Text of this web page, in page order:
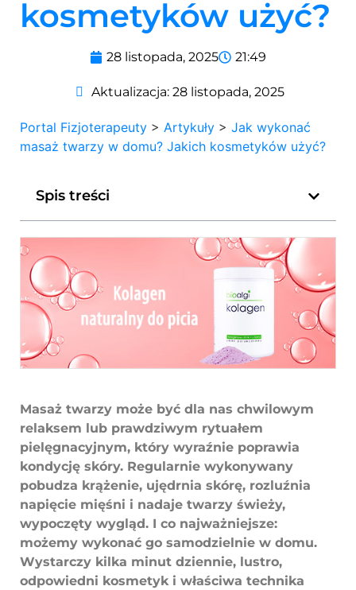
kosmetyków użyć?
28 listopada, 2025 21:49
Aktualizacja: 28 listopada, 2025
Portal Fizjoterapeuty > Artykuły > Jak wykonać
masaż twarzy w domu? Jakich kosmetyków użyć?
Spis treści
Masaż twarzy może być dla nas chwilowym
relaksem lub prawdziwym rytuałem
pielęgnacyjnym, który wyraźnie poprawia
kondycję skóry. Regularnie wykonywany
pobudza krążenie, ujędrnia skórę, rozluźnia
napięcie mięśni i nadaje twarzy świeży,
wypoczęty wygląd. I co najważniejsze:
możemy wykonać go samodzielnie w domu.
Wystarczy kilka minut dziennie, lustro,
odpowiedni kosmetyk i właściwa technika